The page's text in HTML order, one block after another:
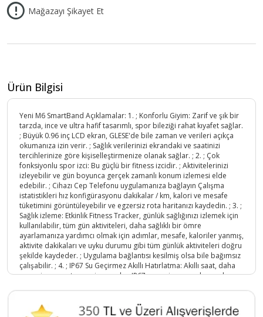
Mağazayı Şikayet Et
Ürün Bilgisi
Yeni M6 SmartBand Açıklamalar: 1. ; Konforlu Giyim: Zarif ve şık bir
tarzda, ince ve ultra hafif tasarımlı, spor bileziği rahat kıyafet sağlar.
; Büyük 0.96 inç LCD ekran, GLESE'de bile zaman ve verileri açıkça
okumanıza izin verir. ; Sağlık verilerinizi ekrandaki ve saatinizi
tercihlerinize göre kişiselleştirmenize olanak sağlar. ; 2. ; Çok
fonksiyonlu spor izci: Bu güçlü bir fitness izcidir. ; Aktivitelerinizi
izleyebilir ve gün boyunca gerçek zamanlı konum izlemesi elde
edebilir. ; Cihazı Cep Telefonu uygulamanıza bağlayın Çalışma
istatistikleri hız konfigürasyonu dakikalar / km, kalori ve mesafe
tüketimini görüntüleyebilir ve egzersiz rota haritanızı kaydedin. ; 3. ;
Sağlık izleme: Etkinlik Fitness Tracker, günlük sağlığınızı izlemek için
kullanılabilir, tüm gün aktiviteleri, daha sağlıklı bir ömre
ayarlamanıza yardımcı olmak için adımlar, mesafe, kaloriler yanmış,
aktivite dakikaları ve uyku durumu gibi tüm günlük aktiviteleri doğru
şekilde kaydeder. ; Uygulama bağlantısı kesilmiş olsa bile bağımsız
çalışabilir. ; 4. ; IP67 Su Geçirmez Akıllı Hatırlatma: Akıllı saat, daha
su geçirmez ve toz geçirmez olan IP67 su geçirmez malzemeden
meraklıları için, bu iyi bir arkadaştır. ; Cep telefonu bir arama veya